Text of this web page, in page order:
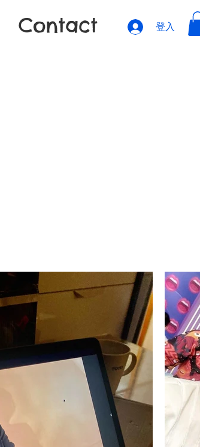
Contact 登入